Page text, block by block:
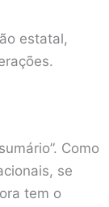
estatal,
Como
se
tem o